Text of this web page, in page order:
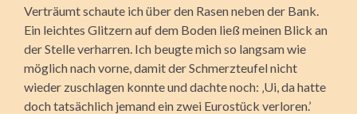
Verträumt schaute ich über den Rasen neben der Bank.
Ein leichtes Glitzern auf dem Boden ließ meinen Blick an
der Stelle verharren. Ich beugte mich so langsam wie
möglich nach vorne, damit der Schmerzteufel nicht
wieder zuschlagen konnte und dachte noch: ‚Ui, da hatte
doch tatsächlich jemand ein zwei Eurostück verloren.’